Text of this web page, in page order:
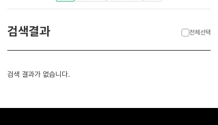
검색결과 전체선택
검색 결과가 없습니다.